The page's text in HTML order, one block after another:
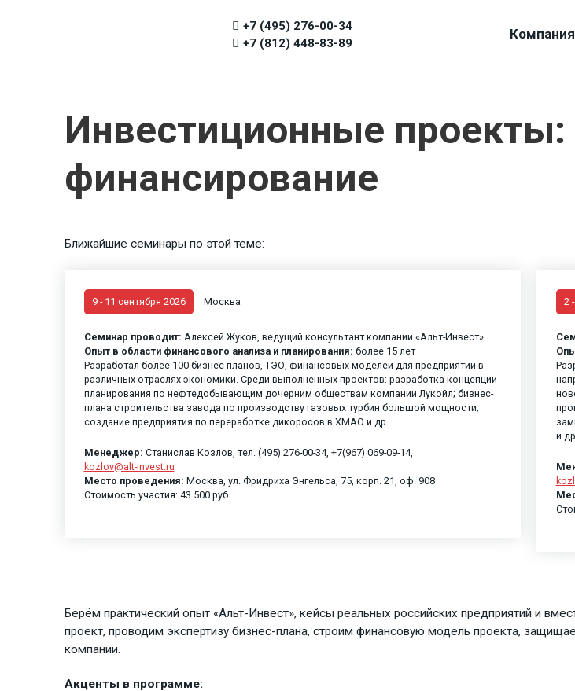
+7 (495) 276-00-34
+7 (812) 448-83-89
Компания
Инвестиционные проекты:
финансирование
Ближайшие семинары по этой теме:
9 - 11 сентября 2026 Москва
Семинар проводит: Алексей Жуков, ведущий консультант компании «Альт-Инвест»
Опыт в области финансового анализа и планирования: более 15 лет
Разработал более 100 бизнес-планов, ТЭО, финансовых моделей для предприятий в
различных отраслях экономики. Среди выполненных проектов: разработка концепции
планирования по нефтедобывающим дочерним обществам компании Лукойл; бизнес-
плана строительства завода по производству газовых турбин большой мощности;
создание предприятия по переработке дикоросов в ХМАО и др.
Менеджер: Станислав Козлов, тел. (495) 276-00-34, +7(967) 069-09-14,
kozlov@alt-invest.ru
Место проведения: Москва, ул. Фридриха Энгельса, 75, корп. 21, оф. 908
Стоимость участия: 43 500 руб.
2
и др.
Берём практический опыт «Альт-Инвест», кейсы реальных российских предприятий и
проект, проводим экспертизу бизнес-плана, строим финансовую модель проекта,
компании.
Акценты в программе: